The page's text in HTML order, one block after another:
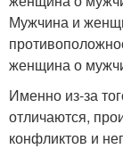
Мужчина и
женщина о
Именно из-за
отличаются,
конфликтов и